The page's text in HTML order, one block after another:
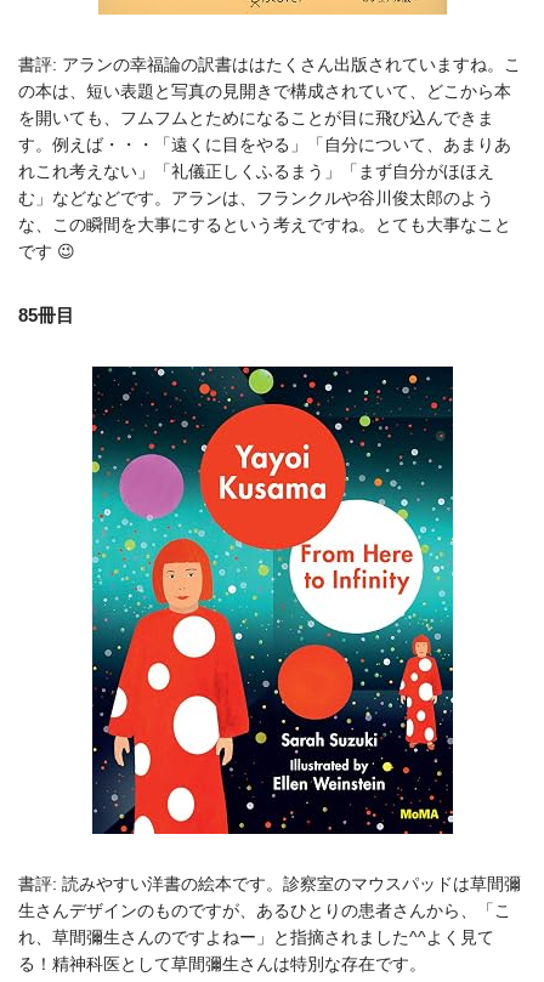
書評: アランの幸福論の訳書ははたくさん出版されていますね。こ
の本は、短い表題と写真の見開きで構成されていて、どこから本
を開いても、フムフムとためになることが目に飛び込んできま
す。例えば・・・「遠くに目をやる」「自分について、あまりあ
れこれ考えない」「礼儀正しくふるまう」「まず自分がほほえ
む」などなどです。アランは、フランクルや谷川俊太郎のよう
な、この瞬間を大事にするという考えですね。とても大事なこと
です 😉
85冊目
書評: 読みやすい洋書の絵本です。診察室のマウスパッドは草間彌
生さんデザインのものですが、あるひとりの患者さんから、「こ
れ、草間彌生さんのですよねー」と指摘されました^^よく見て
る！精神科医として草間彌生さんは特別な存在です。